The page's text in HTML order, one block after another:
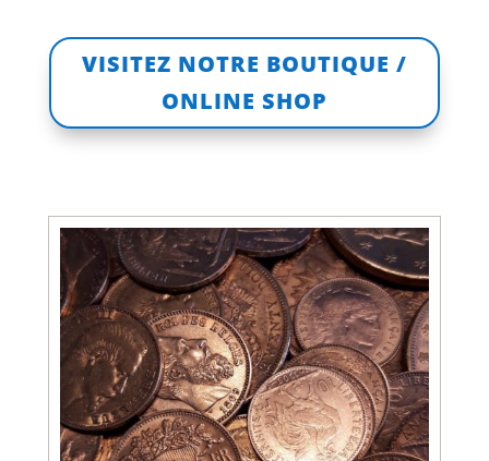
VISITEZ NOTRE BOUTIQUE /
ONLINE SHOP